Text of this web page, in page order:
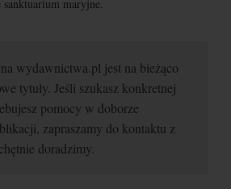
sanktuarium maryjne.
wydawnictwa.pl jest na bieżąco
tytuły. Jeśli szukasz konkretnej
pomocy w doborze
zapraszamy do kontaktu z
doradzimy.